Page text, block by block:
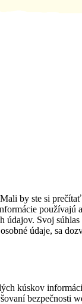
by ste si
údajov. Svoj
údaje, sa
kúskov
bezpečnosti